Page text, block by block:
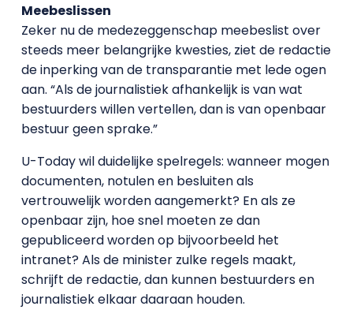
Meebeslissen
Zeker nu de medezeggenschap meebeslist over
steeds meer belangrijke kwesties, ziet de redactie
de inperking van de transparantie met lede ogen
aan. “Als de journalistiek afhankelijk is van wat
bestuurders willen vertellen, dan is van openbaar
bestuur geen sprake.”
U-Today wil duidelijke spelregels: wanneer mogen
documenten, notulen en besluiten als
vertrouwelijk worden aangemerkt? En als ze
openbaar zijn, hoe snel moeten ze dan
gepubliceerd worden op bijvoorbeeld het
intranet? Als de minister zulke regels maakt,
schrijft de redactie, dan kunnen bestuurders en
journalistiek elkaar daaraan houden.